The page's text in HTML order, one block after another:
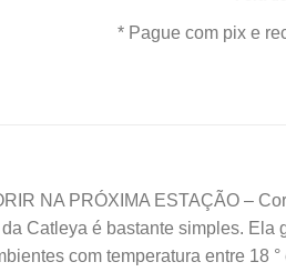
* Pague com pix e
NA PRÓXIMA ESTAÇÃO –
Catleya é bastante simples.
com temperatura entre 18